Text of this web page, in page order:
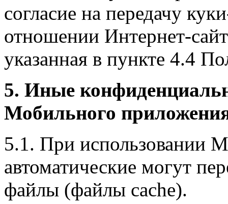
согласие на передачу
отношении Интернет-
указанная в пункте 4.4
5. Иные
Мобильного
5.1. При использовании
автоматические могут
файлы (файлы cache).